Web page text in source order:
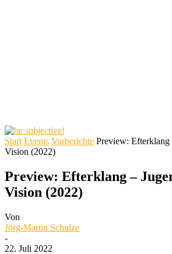
Start Events Vorberichte Preview: Efterklang
Vision (2022)
Preview: Efterklang –
Vision (2022)
Von
Jörg-Martin Schulze
-
22. Juli 2022